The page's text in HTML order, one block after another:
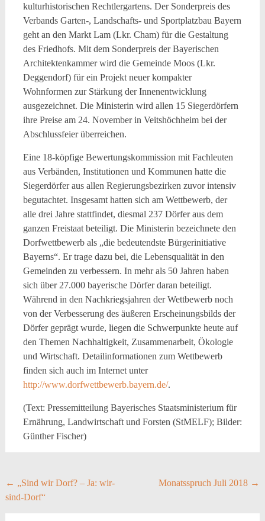
kulturhistorischen Rechtlergartens. Der Sonderpreis des
Verbands Garten-, Landschafts- und Sportplatzbau Bayern
geht an den Markt Lam (Lkr. Cham) für die Gestaltung
des Friedhofs. Mit dem Sonderpreis der Bayerischen
Architektenkammer wird die Gemeinde Moos (Lkr.
Deggendorf) für ein Projekt neuer kompakter
Wohnformen zur Stärkung der Innenentwicklung
ausgezeichnet. Die Ministerin wird allen 15 Siegerdörfern
ihre Preise am 24. November in Veitshöchheim bei der
Abschlussfeier überreichen.
Eine 18-köpfige Bewertungskommission mit Fachleuten
aus Verbänden, Institutionen und Kommunen hatte die
Siegerdörfer aus allen Regierungsbezirken zuvor intensiv
begutachtet. Insgesamt hatten sich am Wettbewerb, der
alle drei Jahre stattfindet, diesmal 237 Dörfer aus dem
ganzen Freistaat beteiligt. Die Ministerin bezeichnete den
Dorfwettbewerb als „die bedeutendste Bürgerinitiative
Bayerns“. Er trage dazu bei, die Lebensqualität in den
Gemeinden zu verbessern. In mehr als 50 Jahren haben
sich über 27.000 bayerische Dörfer daran beteiligt.
Während in den Nachkriegsjahren der Wettbewerb noch
von der Verbesserung des äußeren Erscheinungsbilds der
Dörfer geprägt wurde, liegen die Schwerpunkte heute auf
den Themen Nachhaltigkeit, Zusammenarbeit, Ökologie
und Wirtschaft. Detailinformationen zum Wettbewerb
finden sich auch im Internet unter
http://www.dorfwettbewerb.bayern.de/.
(Text: Pressemitteilung Bayerisches Staatsministerium für
Ernährung, Landwirtschaft und Forsten (StMELF); Bilder:
Günther Fischer)
Post
navigation
← „Sind wir Dorf? – Ja: wir-
sind-Dorf“
Monatsspruch Juli 2018 →